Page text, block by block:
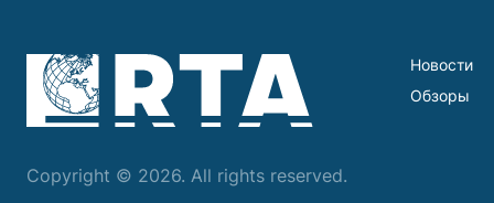
обязательные минимальные запасы
топлива и ограничило экспорт
дизеля
Copyright © 2026. All rights reserved.
Новости
Обзоры